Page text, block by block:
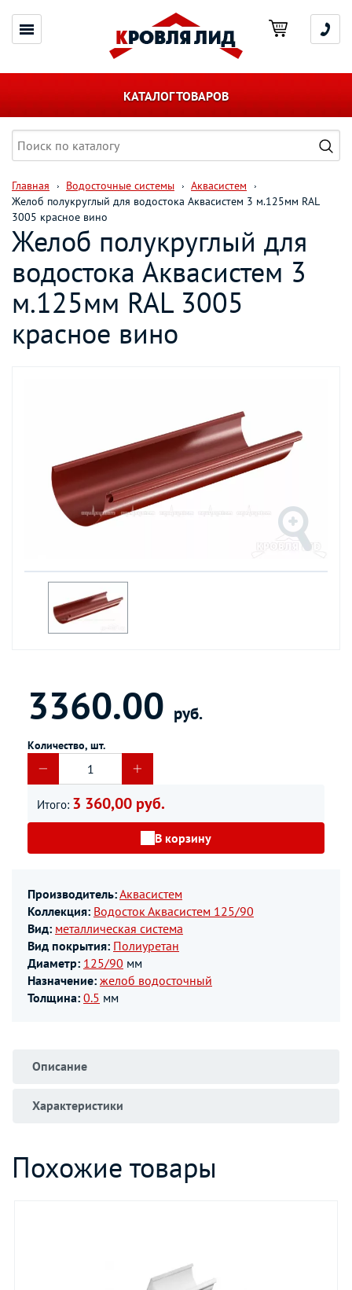
КАТАЛОГ ТОВАРОВ
Главная Водосточные системы
Аквасистем
Желоб полукруглый для водостока Аквасистем 3 м.125мм RAL
3005 красное вино
Желоб полукруглый для
водостока Аквасистем 3
м.125мм RAL 3005
красное вино
3360.00 руб.
Количество, шт.
Итого: 3 360,00 руб.
В корзину
Производитель:Аквасистем
Коллекция: Водосток Аквасистем 125/90
Вид: металлическая система
Вид покрытия: Полиуретан
Диаметр: 125/90 мм
Назначение: желоб водосточный
Толщина: 0.5 мм
Описание
Характеристики
Похожие товары